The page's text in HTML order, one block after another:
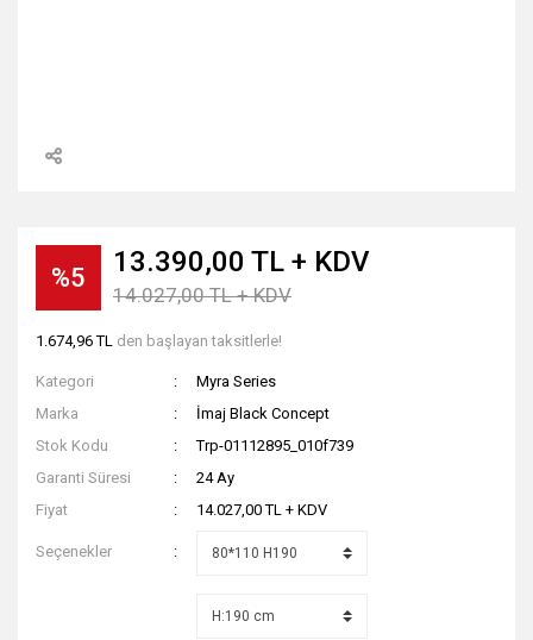
%5 13.390,00 TL + KDV
14.027,00 TL + KDV
1.674,96 TL den başlayan taksitlerle!
Kategori
Myra Series
Marka
İmaj Black Concept
Stok Kodu
Trp-01112895_010f739
Garanti Süresi
24 Ay
Fiyat
14.027,00 TL + KDV
Seçenekler